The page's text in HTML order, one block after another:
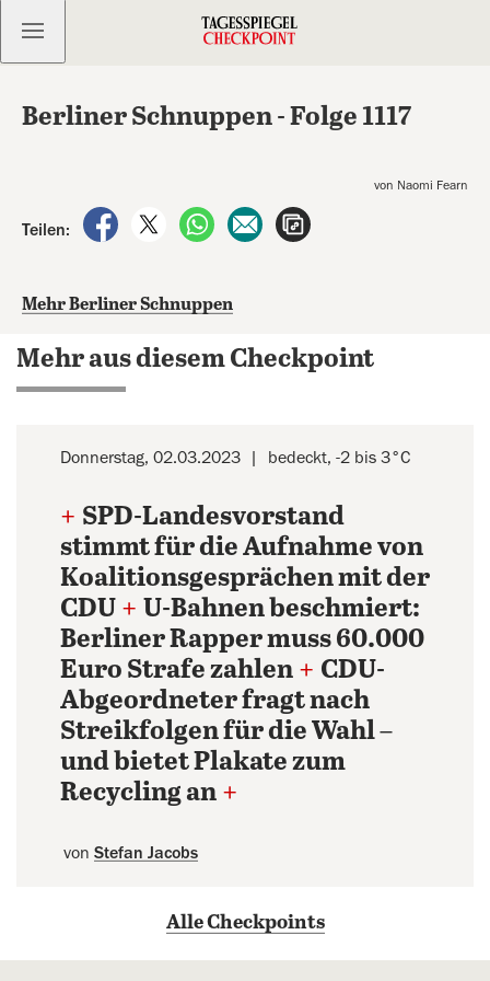
Kostenlos anmelden
Berliner Schnuppen - Folge 1117
von Naomi Fearn
Teilen:
auf Facebook teilen
auf X teilenper WhatsApp teilen
per E-Mail teilen
Mehr Berliner Schnuppen
Mehr aus diesem Checkpoint
Donnerstag, 02.03.2023 bedeckt, -2 bis 3°C
+ SPD-Landesvorstand
stimmt für die Aufnahme von
Koalitionsgesprächen mit der
CDU + U-Bahnen beschmiert:
Berliner Rapper muss 60.000
Euro Strafe zahlen + CDU-
Abgeordneter fragt nach
Streikfolgen für die Wahl –
und bietet Plakate zum
Recycling an +
von Stefan Jacobs
Alle Checkpoints